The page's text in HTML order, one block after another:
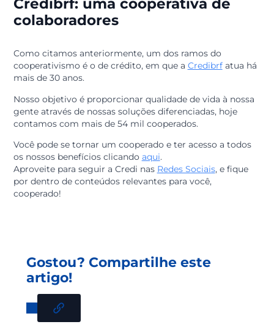
primeira cooperativa que, após quatro anos de
já contava com mais de 100 membros.
cooperativismo no Brasil. A primeira fundação a
movimento foi a Cooperativa Econômica dos
Gerais.
Posteriormente outros empreendimentos com essa
crescendo e fortalecendo a nossa economia.
Credibrf: uma cooperativa de
cooperativismo é o de crédito, em que a
mais de 30 anos.
Nosso objetivo é proporcionar qualidade de vida à
gente através de nossas soluções diferenciadas, hoje
contamos com mais de 54 mil cooperados.